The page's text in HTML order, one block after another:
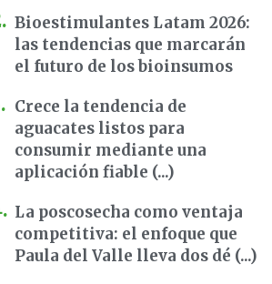
Bioestimulantes Latam 2026:
las tendencias que marcarán
el futuro de los bioinsumos
Crece la tendencia de
aguacates listos para
consumir mediante una
aplicación fiable (...)
La poscosecha como ventaja
competitiva: el enfoque que
Paula del Valle lleva dos dé (...)